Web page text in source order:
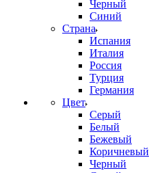
Черный
Синий
Страна
Испания
Италия
Россия
Турция
Германия
Цвет
Серый
Белый
Бежевый
Коричневый
Черный